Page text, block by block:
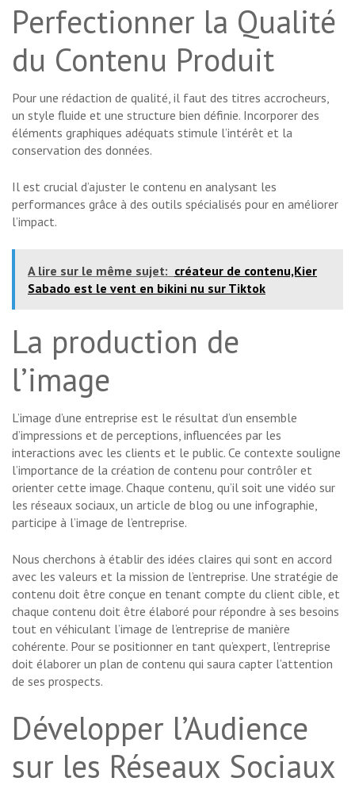
Perfectionner la Qualité
du Contenu Produit
Pour une rédaction de qualité, il faut des titres accrocheurs,
un style fluide et une structure bien définie. Incorporer des
éléments graphiques adéquats stimule l’intérêt et la
conservation des données.
Il est crucial d’ajuster le contenu en analysant les
performances grâce à des outils spécialisés pour en améliorer
l’impact.
A lire sur le même sujet: créateur de contenu,Kier
Sabado est le vent en bikini nu sur Tiktok
La production de
l’image
L’image d’une entreprise est le résultat d’un ensemble
d’impressions et de perceptions, influencées par les
interactions avec les clients et le public. Ce contexte souligne
l’importance de la création de contenu pour contrôler et
orienter cette image. Chaque contenu, qu’il soit une vidéo sur
les réseaux sociaux, un article de blog ou une infographie,
participe à l’image de l’entreprise.
Nous cherchons à établir des idées claires qui sont en accord
avec les valeurs et la mission de l’entreprise. Une stratégie de
contenu doit être conçue en tenant compte du client cible, et
chaque contenu doit être élaboré pour répondre à ses besoins
tout en véhiculant l’image de l’entreprise de manière
cohérente. Pour se positionner en tant qu’expert, l’entreprise
doit élaborer un plan de contenu qui saura capter l’attention
de ses prospects.
Développer l’Audience
sur les Réseaux Sociaux